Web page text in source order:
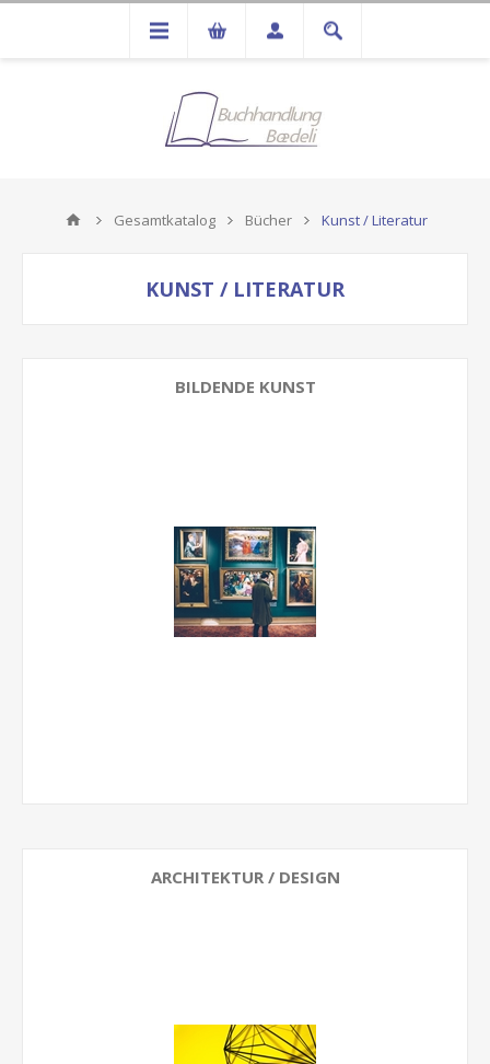
Gesamtkatalog Bücher Kunst / Literatur
KUNST / LITERATUR
BILDENDE KUNST
ARCHITEKTUR / DESIGN